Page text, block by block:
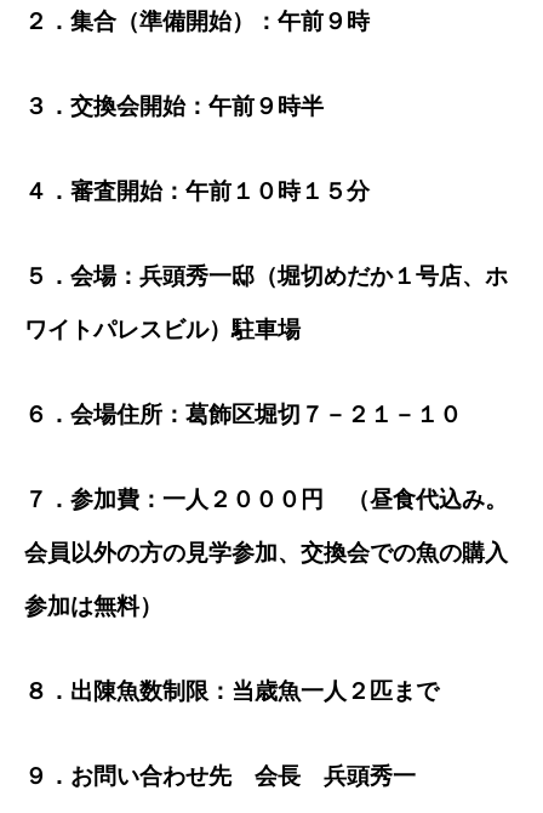
２．集合（準備開始）：午前９時
３．交換会開始：午前９時半
４．審査開始：午前１０時１５分
５．会場：兵頭秀一邸（堀切めだか１号店、ホ
ワイトパレスビル）駐車場
６．会場住所： 葛飾区堀切７－２１－１０
７．参加費：一人２０００円 （昼食代込み。
会員以外の方の見学参加、交換会での魚の購入
参加は無料）
８．出陳魚数制限：当歳魚一人２匹まで
９．お問い合わせ先 会長 兵頭秀一